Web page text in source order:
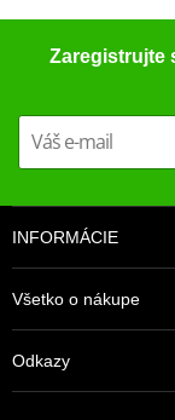
Zaregistrujte
INFORMÁCIE
Všetko o nákupe
Odkazy